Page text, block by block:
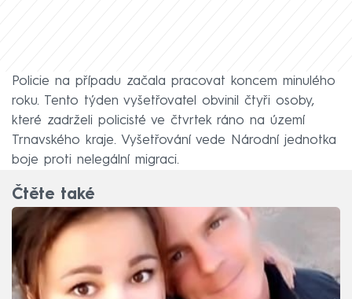
Policie na případu začala pracovat koncem minulého
roku. Tento týden vyšetřovatel obvinil čtyři osoby,
které zadrželi policisté ve čtvrtek ráno na území
Trnavského kraje. Vyšetřování vede Národní jednotka
boje proti nelegální migraci.
Čtěte také